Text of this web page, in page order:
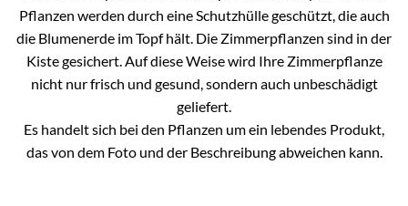
Pflanzen werden durch eine Schutzhülle geschützt, die auch
die Blumenerde im Topf hält. Die Zimmerpflanzen sind in der
Kiste gesichert. Auf diese Weise wird Ihre Zimmerpflanze
nicht nur frisch und gesund, sondern auch unbeschädigt
geliefert.
Es handelt sich bei den Pflanzen um ein lebendes Produkt,
das von dem Foto und der Beschreibung abweichen kann.